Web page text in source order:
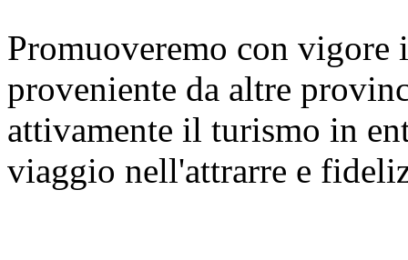
Promuoveremo con
proveniente da altre
attivamente il turismo in
viaggio nell'attrarre e